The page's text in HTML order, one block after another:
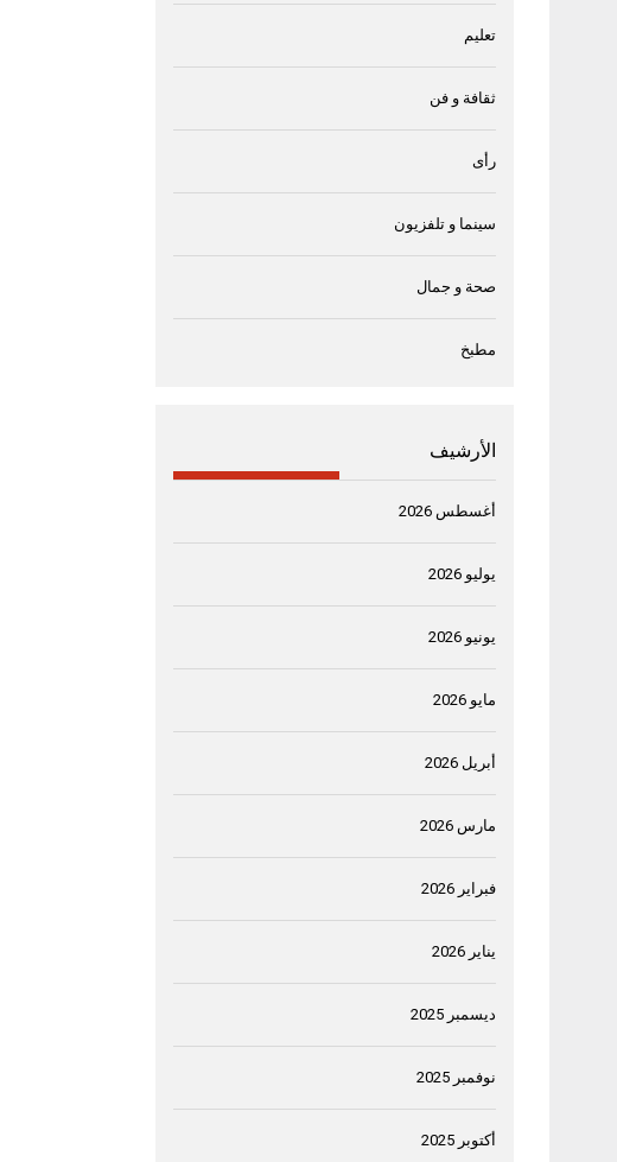
تعليم
ثقافة و فن
رأى
سينما و تلفزيون
صحة و جمال
مطبخ
الأرشيف
أغسطس 2026
يوليو 2026
يونيو 2026
مايو 2026
أبريل 2026
مارس 2026
فبراير 2026
يناير 2026
ديسمبر 2025
نوفمبر 2025
أكتوبر 2025